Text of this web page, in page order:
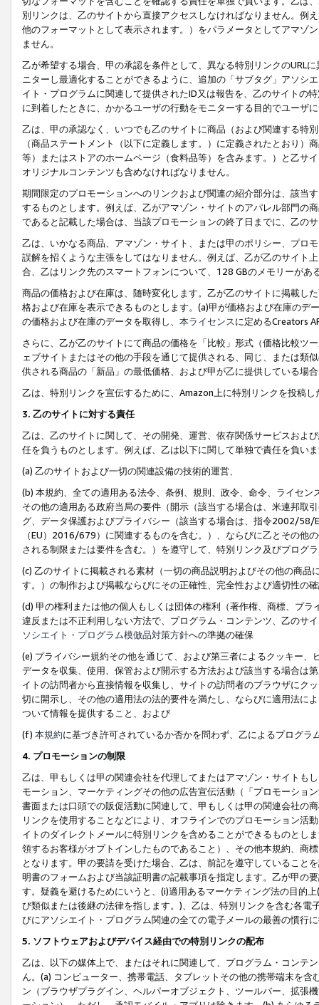
別リンクは、乙のサイトから直接アクセスしなければなりません。例
他のフォーマットとして表示されます。）をパラメータとしてアマゾ
ません。
乙が希望する場合、甲の承認を条件として、異なる特別リンクのURL
ニターし最適化することができるように、追加の「サブタグ」アソシ
イト・プログラムに関連して提供されたID又は報告を、乙のサイトの
に到着したときに、かかるユーザの行動をモニターする目的でユーザ
乙は、甲の承認なく、いつでも乙のサイトに商品（および関連する特
（商品ステートメント（以下に定義します。）に定義されたとおり
等）またはストアのホームページ（食料品等）を含みます。）と乙サ
オリジナルコンテンツも含めなければなりません。
期間限定のプロモーションへのリンクおよび関連の紹介部分は、該当
するものとします。例えば、乙がアマゾン・サイトのアパレル部門の
であると記載した場合は、当該プロモーションの終了日までに、乙の
乙は、いかなる商品、アマゾン・サイト、または甲のポリシー、プロ
誤解を招くような主張をしてはなりません。例えば、乙が乙のサイト
合、乙はリンク先のスマートフォンについて、128 GBのメモリーがあ
商品の価格および在庫は、随時変化します。乙が乙のサイトに掲載し
格および在庫を表示できるものとします。(a)甲が価格および在庫の
の価格および在庫のデータを取得し、 本ライセンスに定めるCreators
さらに、乙が乙のサイトにて商品の価格を「比較」形式（価格比較ツ
ェブサイトまたはその他の手段を通じて提供される、同じ、または類
供される商品の「新品」の最低価格、および甲が乙に提供している場
乙は、特別リンクを宣伝するために、Amazon上に特別リンクを投稿
3. 乙のサイトに対する責任
乙は、乙のサイトに関して、その開発、運営、依存関係サービスおよ
任を負うものとします。例えば、乙は以下に関して単独で責任を負い
(a) 乙のサイトおよび一切の関連設備の技術的運営、
(b) 本規約、全ての適用ある法令、条例、規則、政令、命令、ライセ
その他の適用ある政府当局の要件（開示（該当する場合は、米連邦取
グ、データ保護およびプライバシー（該当する場合は、指令2002/58/
（EU）2016/679）に関連するものを含む。）、ならびに乙とその他
される制限または要件を含む。）を遵守して、特別リンク及びプログ
(c) 乙のサイトに掲載される素材（一切の商品説明およびその他の商
す。）の制作および掲載ならびにその正確性、完全性および適切性の
(d) 甲の権利または他の個人もしくは団体の権利（著作権、商標、プ
違反または不正利用しない方法で、プログラム・コンテンツ、乙のサ
ソシエイト・プログラム模倣品対策方針への準拠の確保
(e) プライバシー規約その他を通じて、および第三者によるクッキー
データを収集、使用、保管および開示する方法および該当する場合は
イトの訪問者から直接情報を収集し、サイトの訪問者のブラウザにク
切に開示し、その他の適用法の法的要件を満たし、ならびに適用法に
ついて情報を提供すること、および
(f) 本規約に基づき許可されているか否かを問わず、乙によるプログ
4. プロモーションの制限
乙は、甲もしくは甲の関連会社を代理してまたはアマゾン・サイトも
モーション、マーケティングその他の広告宣伝活動（「プロモーショ
書面または口頭での販促活動に関連して、甲もしくは甲の関連会社の
リンクを使用することなどにより、オフラインでのプロモーション活
イトのダイレクトメールに特別リンクを含めることができるものとし
領するお客様がオプトインしたものであること）、その他本規約、商
となります。甲の要請を受けた場合、乙は、前記を遵守していること
明書のフォームおよび当該証明書の記載事項を指定します。乙が甲の
す。疑義を避けるためにいうと、(i)適用あるマーケティング法の目的
び類似または後継の法律を指します。)、乙は、特別リンクを含む各
びにアソシエイト・プログラム関連の全ての電子メールの最善の慣行
5. ソフトウェアおよびデバイス経由での特別リンクの配布
乙は、以下の媒体上で、またはそれに関連して、プログラム・コンテ
ん。(a) コンピューター、携帯電話、タブレットその他の携帯端末を
ン（ブラウザプラグイン、ヘルパーオブジェクト、ツールバー、拡張